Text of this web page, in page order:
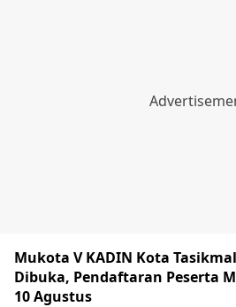
Mukota V KADIN Kota
Dibuka, Pendaftaran Peserta
10 Agustus